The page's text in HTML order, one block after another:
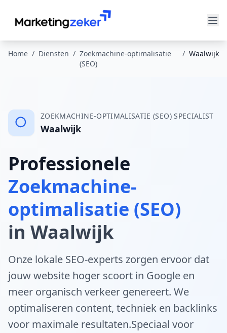
Home / Diensten / Zoekmachine-optimalisatie
(SEO)
/ Waalwijk
ZOEKMACHINE-OPTIMALISATIE (SEO)SPECIALIST
Waalwijk
Professionele
Zoekmachine-
optimalisatie (SEO)
in Waalwijk
Onze lokale SEO-experts zorgen ervoor dat
jouw website hoger scoort in Google en
meer organisch verkeer genereert. We
optimaliseren content, techniek en backlinks
voor maximale resultaten.Speciaal voor